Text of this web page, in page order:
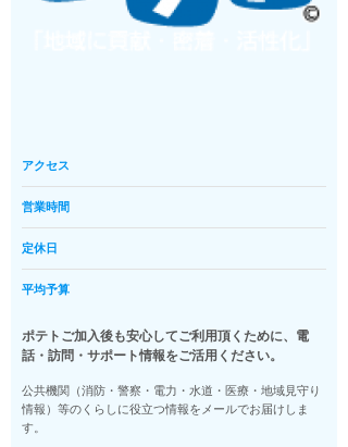
アクセス
営業時間
定休日
平均予算
ポテトご加入後も安心してご利用頂くために、電
話・訪問・サポート情報をご活用ください。
公共機関（消防・警察・電力・水道・医療・地域見守り
情報）等のくらしに役立つ情報をメールでお届けしま
す。